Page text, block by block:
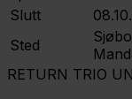
Slutt
Sted
RETURN TRIO